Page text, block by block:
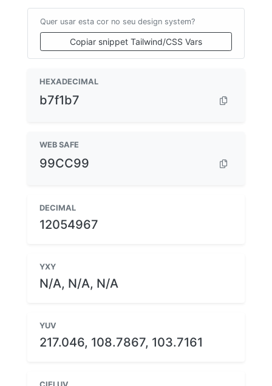
Quer usar esta cor no seu design system?
Copiar snippet Tailwind/CSS Vars
HEXADECIMAL
b7f1b7
WEB SAFE
99CC99
DECIMAL
12054967
YXY
N/A, N/A, N/A
YUV
217.046, 108.7867, 103.7161
CIELUV